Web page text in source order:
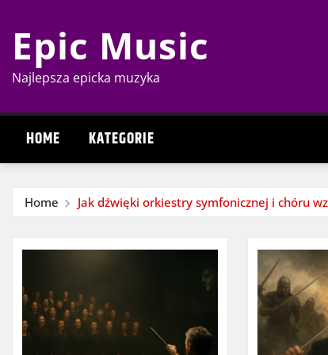
content
Epic Music
Najlepsza epicka muzyka
HOME KATEGORIE
Home Jak dźwięki orkiestry symfonicznej i chóru